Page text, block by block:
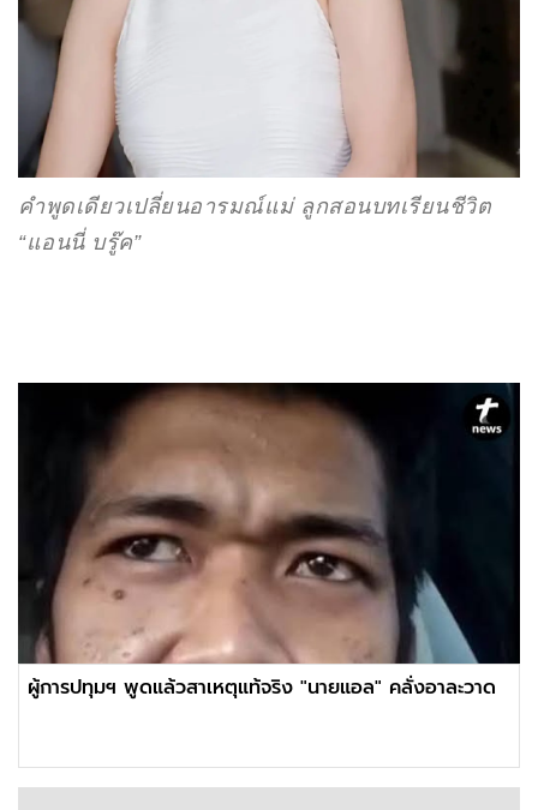
คำพูดเดียวเปลี่ยนอารมณ์แม่ ลูกสอนบทเรียนชีวิต
“แอนนี่ บรู๊ค”
ผู้การปทุมฯ พูดแล้วสาเหตุแท้จริง "นายแอล" คลั่งอาละวาด